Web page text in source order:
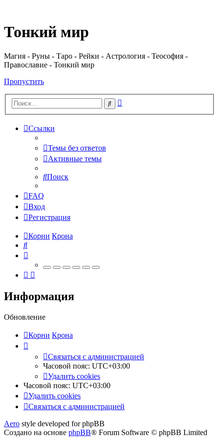
Тонкий мир
Магия - Руны - Таро - Рейки - Астрология - Теософия -
Православие - Тонкий мир
Пропустить
Поиск
Ссылки
Темы без ответов
Активные темы
Поиск
FAQ
Вход
Регистрация
Корни Крона
Поиск
Информация
Обновление
Корни Крона
Связаться
с
администрацией
Связаться с администрацией
Часовой пояс: UTC+03:00
Удалить cookies
Часовой пояс: UTC+03:00
Удалить cookies
Связаться
администрацией
Связаться с администрацией
Aero style developed for phpBB
Создано на основе phpBB® Forum Software © phpBB Limited